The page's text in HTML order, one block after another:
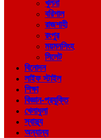
খুলনা
বরিশাল
রাজশাহী
রংপুর
ময়মনসিংহ
সিলেট
বিনোদন
লাইফ স্টাইল
শিক্ষা
বিজ্ঞান-প্রযুক্তি
খেলাধুলা
স্বাস্থ্য
অন্যান্য